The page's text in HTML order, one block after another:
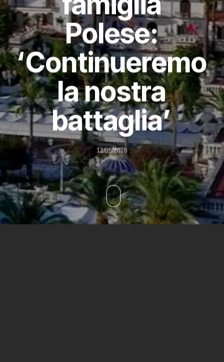
Polese:
‘Continueremo
la nostra
battaglia’
12/05/2026